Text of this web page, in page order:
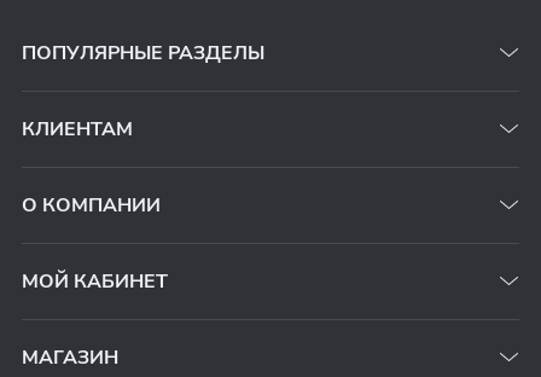
ПОПУЛЯРНЫЕ РАЗДЕЛЫ
КЛИЕНТАМ
О КОМПАНИИ
МОЙ КАБИНЕТ
МАГАЗИН